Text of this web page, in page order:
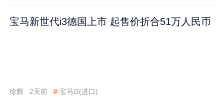
宝马新世代i3德国上市 起售价折合51万人民币
徐辉 2天前 # 宝马i3(进口)